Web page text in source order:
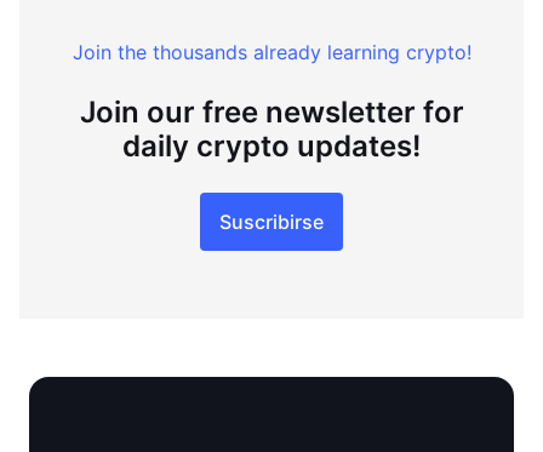
Join the thousands already learning crypto!
Join our free newsletter for
daily crypto updates!
Suscribirse